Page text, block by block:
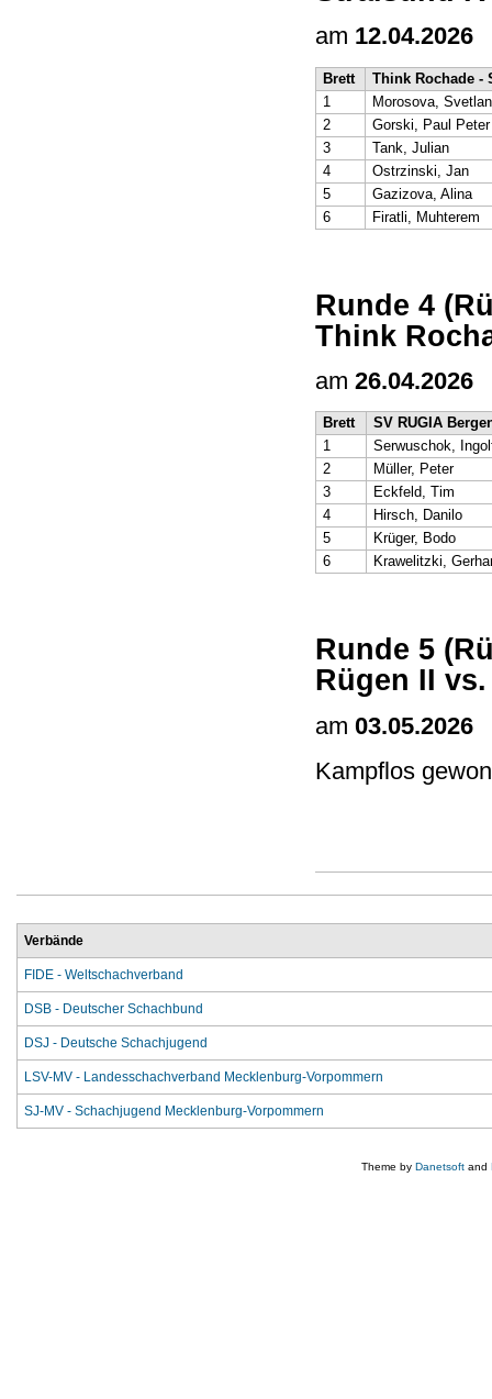
am 12.04.2026
Brett
Think Rochade -
1
Morosova,
2
Gorski, Paul Peter
3
Tank, Julian
4
Ostrzinski, Jan
5
Gazizova, Alina
6
Firatli, Muhterem
Runde 4
Think
am 26.04.2026
Brett
SV RUGIA
1
Serwuschok,
2
Müller, Peter
3
Eckfeld, Tim
4
Hirsch, Danilo
5
Krüger, Bodo
6
Krawelitzki,
Runde 5
Rügen II
am 03.05.2026
Kampflos
Verbände
FIDE - Weltschachverband
DSB - Deutscher Schachbund
DSJ - Deutsche Schachjugend
LSV-MV - Landesschachverband Mecklenburg-Vorpommern
SJ-MV - Schachjugend Mecklenburg-Vorpommern
Theme by Danetsoft and